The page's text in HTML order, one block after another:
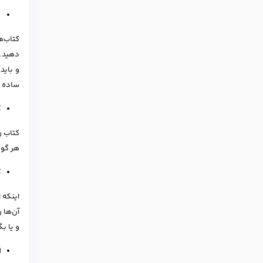
و
ساده
کتاب
هر
آن‌ها
و یا